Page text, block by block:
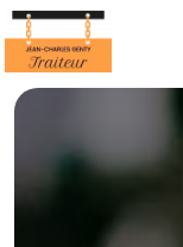
Panneau de gestion